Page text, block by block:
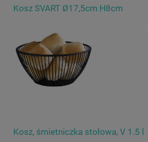
Kosz SVART Ø17,5cm H8cm
Kosz, śmietniczka stołowa, V 1.5 l